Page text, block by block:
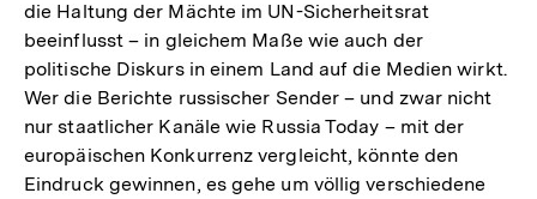
die Haltung der Mächte im UN-Sicherheitsrat
beeinflusst – in gleichem Maße wie auch der
politische Diskurs in einem Land auf die Medien wirkt.
Wer die Berichte russischer Sender – und zwar nicht
nur staatlicher Kanäle wie Russia Today – mit der
europäischen Konkurrenz vergleicht, könnte den
Eindruck gewinnen, es gehe um völlig verschiedene